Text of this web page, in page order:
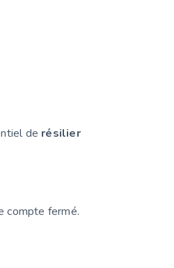
de résilier
compte fermé.